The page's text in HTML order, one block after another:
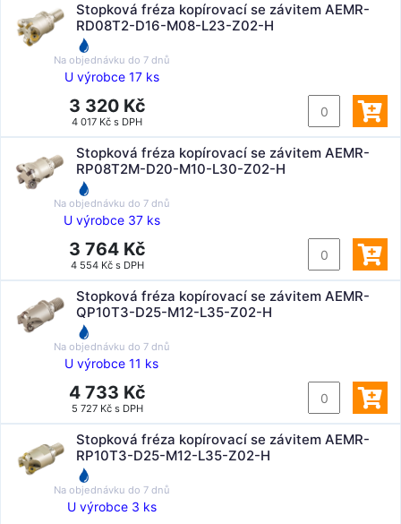
Stopková fréza kopírovací se závitem AEMR-
RD08T2-D16-M08-L23-Z02-H
Na objednávku do 7 dnů
U výrobce 17 ks
3 320 Kč
4 017 Kč s DPH
Stopková fréza kopírovací se závitem AEMR-
RP08T2M-D20-M10-L30-Z02-H
Na objednávku do 7 dnů
U výrobce 37 ks
3 764 Kč
4 554 Kč s DPH
Stopková fréza kopírovací se závitem AEMR-
QP10T3-D25-M12-L35-Z02-H
Na objednávku do 7 dnů
U výrobce 11 ks
4 733 Kč
5 727 Kč s DPH
Stopková fréza kopírovací se závitem AEMR-
RP10T3-D25-M12-L35-Z02-H
Na objednávku do 7 dnů
U výrobce 3 ks